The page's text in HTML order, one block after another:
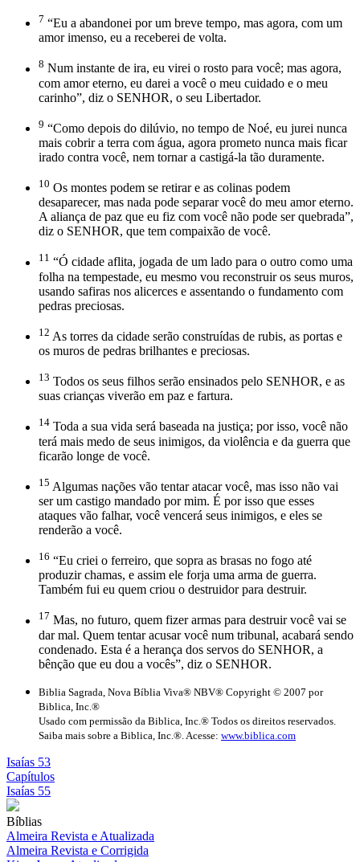
7 “Eu a abandonei por um breve tempo, mas agora, com um
amor imenso, eu a receberei de volta.
8 Num instante de ira, eu virei o rosto para você; mas agora,
com amor eterno, eu darei a você o meu cuidado e o meu
carinho”, diz o SENHOR, o seu Libertador.
9 “Como depois do dilúvio, no tempo de Noé, eu jurei nunca
mais cobrir a terra com água, agora prometo nunca mais ficar
irado contra você, nem tornar a castigá-la tão duramente.
10 Os montes podem se retirar e as colinas podem
desaparecer, mas nada pode separar você do meu amor eterno.
A aliança de paz que eu fiz com você não pode ser quebrada”,
diz o SENHOR, que tem compaixão de você.
11 “Ó cidade aflita, jogada de um lado para o outro como uma
folha na tempestade, eu mesmo vou reconstruir os seus muros,
usando safiras nos alicerces e assentando o fundamento com
pedras preciosas.
12 As torres da cidade serão construídas de rubis, as portas e
os muros de pedras brilhantes e preciosas.
13 Todos os seus filhos serão ensinados pelo SENHOR, e as
suas crianças viverão em paz e fartura.
14 Toda a sua vida será baseada na justiça; por isso, você não
terá mais medo de seus inimigos, da violência e da guerra que
ficarão longe de você.
15 Algumas nações vão tentar atacar você, mas isso não vai
ser um castigo mandado por mim. É por isso que esses
ataques vão falhar, você vencerá seus inimigos, e eles se
renderão a você.
16 “Eu criei o ferreiro, que sopra as brasas no fogo até
produzir chamas, e assim ele forja uma arma de guerra.
Também fui eu quem criou o destruidor para destruir.
17 Mas, no futuro, quem fizer armas para destruir você vai se
dar mal. Quem tentar acusar você num tribunal, acabará sendo
condenado. Esta é a herança dos servos do SENHOR, a
bênção que eu dou a vocês”, diz o SENHOR.
Biblia Sagrada, Nova Bíblia Viva® NBV® Copyright © 2007 por
Biblica, Inc.®
Usado com permissão da Biblica, Inc.® Todos os direitos reservados.
Saiba mais sobre a Biblica, Inc.®. Acesse: www.biblica.com
Isaías 53
Capítulos
Isaías 55
Bíblias
Almeira Revista e Atualizada
Almeira Revista e Corrigida